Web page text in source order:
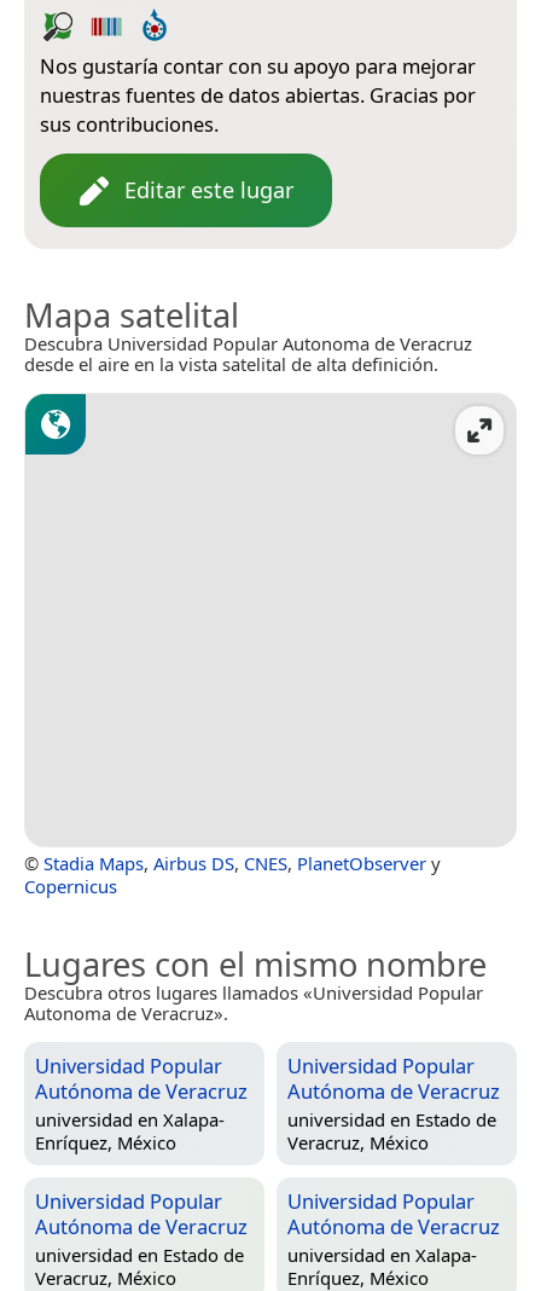
Nos gustaría contar con su apoyo para mejorar
nuestras fuentes de datos abiertas. Gracias por
sus contribuciones.
Editar este lugar
Mapa satelital
Descubra Universidad Popular Autonoma de Veracruz
desde el aire en la vista satelital de alta definición.
© Stadia Maps, Airbus DS, CNES, PlanetObserver y
Copernicus
Lugares con el mismo nombre
Descubra otros lugares llamados «Universidad Popular
Autonoma de Veracruz».
Universidad Popular
Autónoma de Veracruz
universidad en Xalapa-
Enríquez, México
Universidad Popular
Autónoma de Veracruz
universidad en Estado de
Veracruz, México
Universidad Popular
Autónoma de Veracruz
universidad en Estado de
Veracruz, México
Universidad Popular
Autónoma de Veracruz
universidad en Xalapa-
Enríquez, México